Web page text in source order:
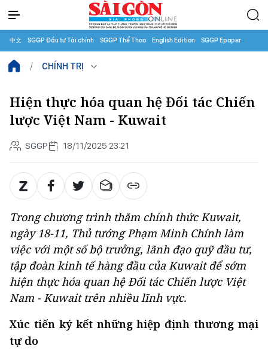
中文 SGGP Đầu tư Tài chính SGGP Thể Thao English Edition SGGP Epaper
CHÍNH TRỊ
Hiện thực hóa quan hệ Đối tác Chiến
lược Việt Nam - Kuwait
SGGP 18/11/2025 23:21
Trong chương trình thăm chính thức Kuwait,
ngày 18-11, Thủ tướng Phạm Minh Chính làm
việc với một số bộ trưởng, lãnh đạo quỹ đầu tư,
tập đoàn kinh tế hàng đầu của Kuwait để sớm
hiện thực hóa quan hệ Đối tác Chiến lược Việt
Nam - Kuwait trên nhiều lĩnh vực.
Xúc tiến ký kết những hiệp định thương mại
tự do